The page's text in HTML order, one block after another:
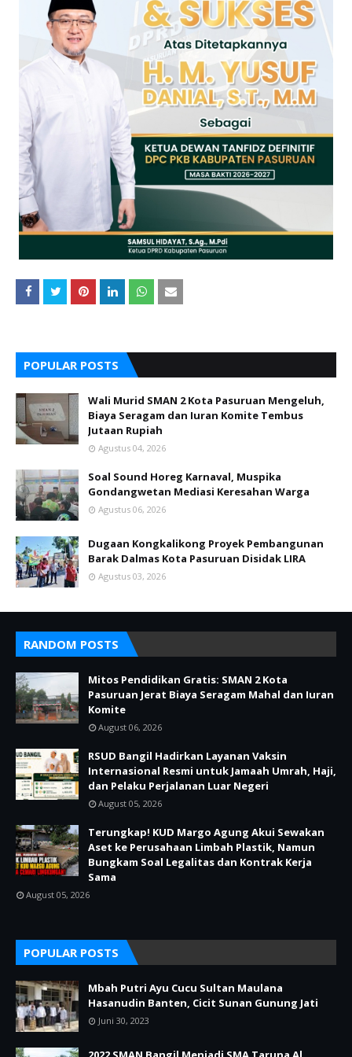
POPULAR POSTS
Wali Murid SMAN 2 Kota Pasuruan Mengeluh,
Biaya Seragam dan Iuran Komite Tembus
Jutaan Rupiah
Agustus 04, 2026
Soal Sound Horeg Karnaval, Muspika
Gondangwetan Mediasi Keresahan Warga
Agustus 06, 2026
Dugaan Kongkalikong Proyek Pembangunan
Barak Dalmas Kota Pasuruan Disidak LIRA
Agustus 03, 2026
RANDOM POSTS
Mitos Pendidikan Gratis: SMAN 2 Kota
Pasuruan Jerat Biaya Seragam Mahal dan Iuran
Komite
August 06, 2026
RSUD Bangil Hadirkan Layanan Vaksin
Internasional Resmi untuk Jamaah Umrah, Haji,
dan Pelaku Perjalanan Luar Negeri
August 05, 2026
Terungkap! KUD Margo Agung Akui Sewakan
Aset ke Perusahaan Limbah Plastik, Namun
Bungkam Soal Legalitas dan Kontrak Kerja
Sama
August 05, 2026
POPULAR POSTS
Mbah Putri Ayu Cucu Sultan Maulana
Hasanudin Banten, Cicit Sunan Gunung Jati
Juni 30, 2023